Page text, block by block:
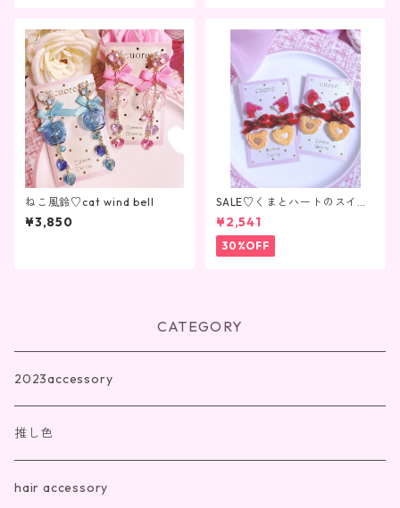
ねこ風鈴♡cat wind bell
¥3,850
SALE♡くまとハートのスイー
ツクッキー♡
¥2,541
30%OFF
CATEGORY
2023accessory
推し色
hair accessory